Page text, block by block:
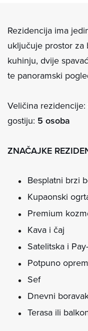
Rezidencija ima
uključuje prostor za
kuhinju, dvije
te panoramski
Veličina rezidencije:
gostiju: 5 osoba
ZNAČAJKE
Besplatni brzi
Kupaonski
Premium
Kava i čaj
Satelitska i
Potpuno
Sef
Dnevni
Terasa ili